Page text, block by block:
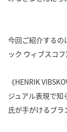
今回ご紹介するの
ック ウィブスコ
《HENRIK
ジュアル表現で
氏が手がけるブラ